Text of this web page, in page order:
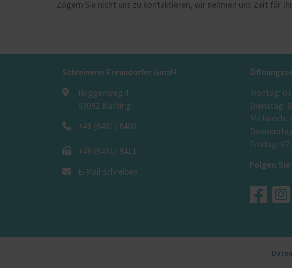
Zögern Sie nicht uns zu kontaktieren, wir nehmen uns Zeit für
Schreinerei Freundorfer GmbH
Roggenweg 4
93092 Barbing
+49 (9401) 8400
+49 (9401) 8411
E-Mail schreiben
Montag:
Dienstag:
Mittwoch:
Freitag:
Folgen Sie